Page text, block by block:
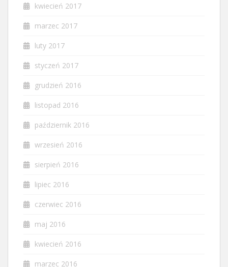
kwiecień 2017
marzec 2017
luty 2017
styczeń 2017
grudzień 2016
listopad 2016
październik 2016
wrzesień 2016
sierpień 2016
lipiec 2016
czerwiec 2016
maj 2016
kwiecień 2016
marzec 2016